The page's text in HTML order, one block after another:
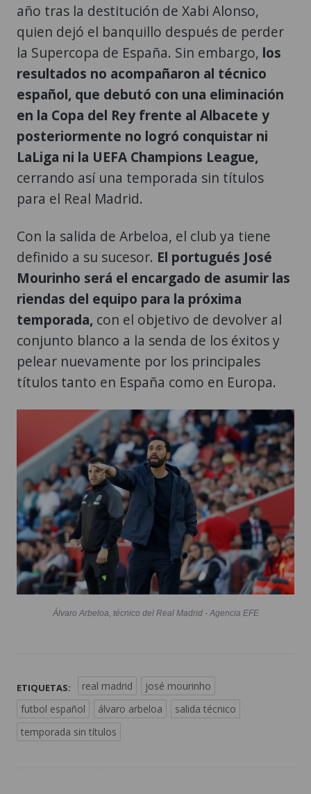
año tras la destitución de Xabi Alonso,
quien dejó el banquillo después de perder
la Supercopa de España. Sin embargo, los
resultados no acompañaron al técnico
español, que debutó con una eliminación
en la Copa del Rey frente al Albacete y
posteriormente no logró conquistar ni
LaLiga ni la UEFA Champions League,
cerrando así una temporada sin títulos
para el Real Madrid.
Con la salida de Arbeloa, el club ya tiene
definido a su sucesor. El portugués José
Mourinho será el encargado de asumir las
riendas del equipo para la próxima
temporada, con el objetivo de devolver al
conjunto blanco a la senda de los éxitos y
pelear nuevamente por los principales
títulos tanto en España como en Europa.
Álvaro Arbeloa, técnico del Real Madrid - Agencia EFE
ETIQUETAS: real madrid
josé mourinho
futbol español
álvaro arbeloa
salida técnico
temporada sin títulos